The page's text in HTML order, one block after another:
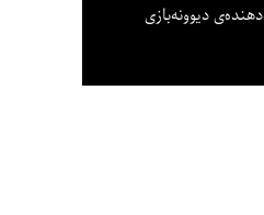
دیوونه‌بازی